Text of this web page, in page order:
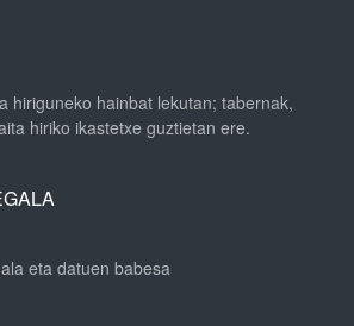
hiriguneko hainbat lekutan; tabernak,
hiriko ikastetxe guztietan ere.
eta datuen babesa